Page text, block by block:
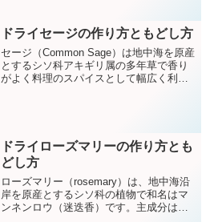
言われています。生のミントセージが手
に入ったらドライミントにしておくとい
つでもほしい時にサッと使えて重宝しま
す。
ドライセージの作り方ともどし方
セージ（Common Sage）は地中海を原産
とするシソ科アキギリ属の多年草で香り
がよく料理のスパイスとして幅広く利用
ドライローズマリーの作り方とも
どし方
ローズマリー（rosemary）は、地中海沿
岸を原産とするシソ科の植物で和名はマ
ンネンロウ（迷迭香）です。主成分はロ